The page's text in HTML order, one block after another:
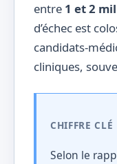
entre 1 et 2
d’échec est
candidats-
cliniques,
CHIFFRE CLÉ
Selon le